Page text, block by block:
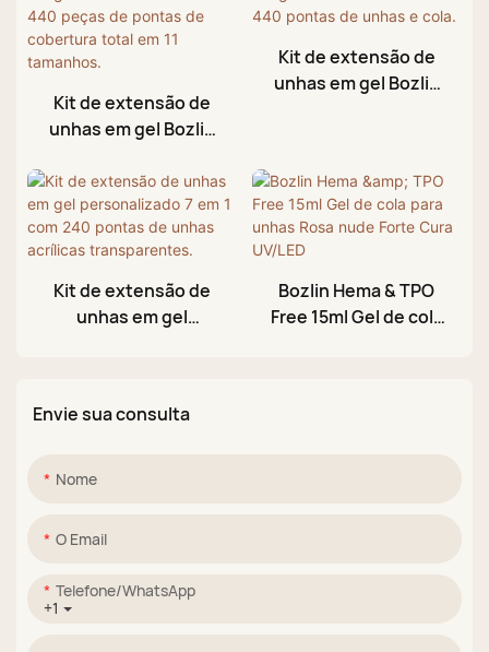
Kit de extensão de
unhas em gel Bozlin
peças de pontas de
cobertura total em 11
tamanhos.
Kit de extensão de
unhas em gel Bozlin
Kit de extensão de
unhas em gel
transparentes.
Bozlin Hema & TPO
Free 15ml Gel de cola
Envie sua consulta
Nome
O Email
+1
Telefone/WhatsApp